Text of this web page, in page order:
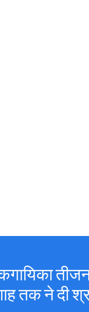
तीजन
तक ने दी